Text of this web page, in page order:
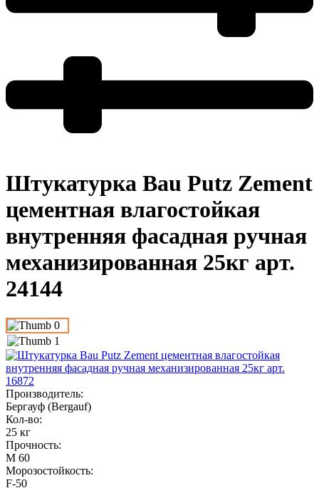
Штукатурка Bau Putz Zement
цементная влагостойкая
внутренняя фасадная ручная
механизированная 25кг арт.
24144
Производитель:
Бергауф (Bergauf)
Кол-во:
25 кг
Прочность:
М 60
Морозостойкость:
F-50